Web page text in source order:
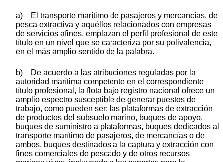
a) El transporte marítimo de pasajeros y mercancías, de
pesca extractiva y aquéllos relacionados con empresas
de servicios afines, emplazan el perfil profesional de este
título en un nivel que se caracteriza por su polivalencia,
en el más amplio sentido de la palabra.
b) De acuerdo a las atribuciones reguladas por la
autoridad marítima competente en el correspondiente
título profesional, la flota bajo registro nacional ofrece un
amplio espectro susceptible de generar puestos de
trabajo, como pueden ser: las plataformas de extracción
de productos del subsuelo marino, buques de apoyo,
buques de suministro a plataformas, buques dedicados al
transporte marítimo de pasajeros, de mercancías o de
ambos, buques destinados a la captura y extracción con
fines comerciales de pescado y de otros recursos